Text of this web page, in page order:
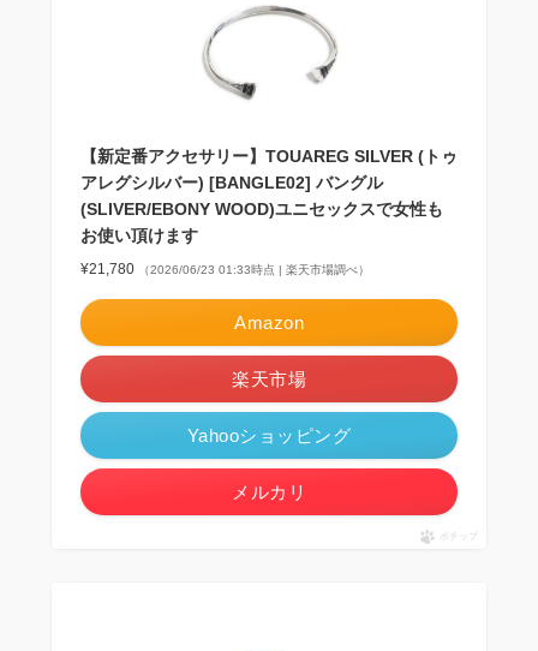
【新定番アクセサリー】TOUAREG SILVER (トゥ
アレグシルバー) [BANGLE02] バングル
(SLIVER/EBONY WOOD)ユニセックスで女性も
お使い頂けます
¥21,780 （2026/06/23 01:33時点 | 楽天市場調べ）
Amazon
楽天市場
Yahooショッピング
メルカリ
ポチップ